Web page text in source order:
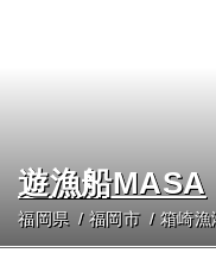
遊漁船MASA
福岡県 福岡市 箱崎漁